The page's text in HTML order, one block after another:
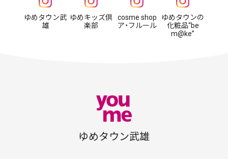
ゆめタウン武
雄
ゆめキッズ倶
楽部
cosme shop
ア・フルール
ゆめタウンの
化粧品“be
m@ke”
ゆめタウン武雄